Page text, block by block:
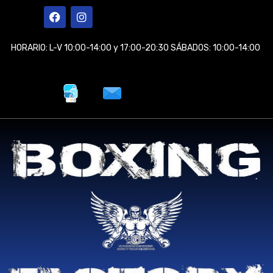
F
a
e
b
I
n
t
a
HORARIO: L-V 10:00-14:00 y 17:00-20:30 SÁBADOS: 10:00-14:00